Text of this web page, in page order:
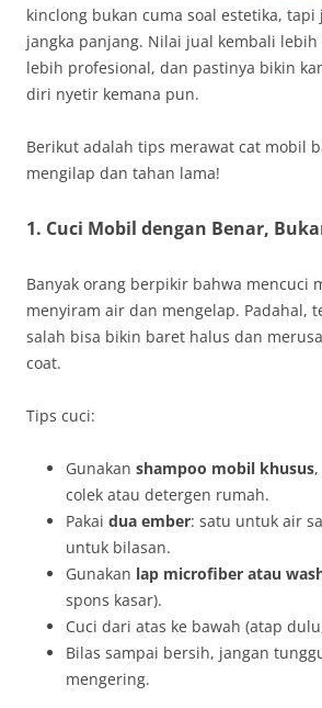
kinclong bukan cuma soal estetika, tapi
jangka panjang. Nilai jual kembali
lebih profesional, dan pastinya bikin
diri nyetir kemana pun.
Berikut adalah tips merawat cat mobil
mengilap dan tahan lama!
1. Cuci Mobil dengan Benar,
Banyak orang berpikir bahwa mencuci
menyiram air dan mengelap. Padahal,
salah bisa bikin baret halus dan
coat.
Tips cuci:
Gunakan shampoo mobil khusus
colek atau detergen rumah.
Pakai dua ember: satu untuk air
untuk bilasan.
Gunakan lap microfiber atau
spons kasar).
Cuci dari atas ke bawah (atap
Bilas sampai bersih, jangan
mengering.